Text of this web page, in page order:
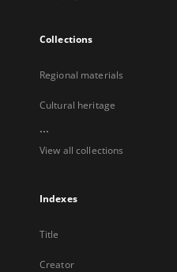
Collections
Regional materials
Cultural heritage
...
View all collections
Indexes
Title
Creator